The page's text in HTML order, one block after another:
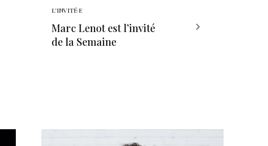
L'INVITÉ·E
Marc Lenot est l’invité
de la Semaine